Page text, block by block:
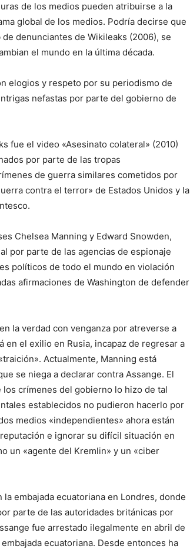
de los medios pueden atribuirse a la
global de los medios. Podría decirse que
denunciantes de Wikileaks (2006), se
el mundo en la última década.
elogios y respeto por su periodismo de
nefastas por parte del gobierno de
fue el video «Asesinato colateral» (2010)
por parte de las tropas
de guerra similares cometidos por
contra el terror» de Estados Unidos y la
Chelsea Manning y Edward Snowden,
por parte de las agencias de espionaje
políticos de todo el mundo en violación
afirmaciones de Washington de defender
la verdad con venganza por atreverse a
el exilio en Rusia, incapaz de regresar a
Actualmente, Manning está
se niega a declarar contra Assange. El
crímenes del gobierno lo hizo de tal
establecidos no pudieron hacerlo por
medios «independientes» ahora están
e ignorar su difícil situación en
un «agente del Kremlin» y un «ciber
embajada ecuatoriana en Londres, donde
parte de las autoridades británicas por
fue arrestado ilegalmente en abril de
ecuatoriana. Desde entonces ha